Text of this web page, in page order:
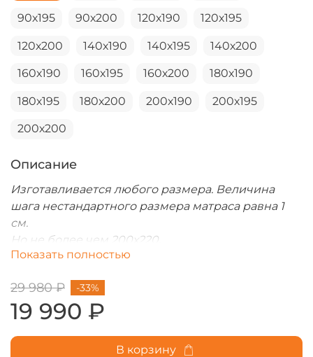
90х195 90х200 120х190 120х195
120х200 140х190 140х195 140х200
160х190 160х195 160х200 180х190
180х195 180х200 200х190 200х195
200х200
Описание
Изготавливается любого размера. Величина
шага нестандартного размера матраса равна 1
см.
Но не более чем 200х220.
- Цена за не стандарт по ширине или длине
- Цена свыше 200х200 + 20%
Показать полностью
29 980 ₽
19 990 ₽
-33%
В корзину